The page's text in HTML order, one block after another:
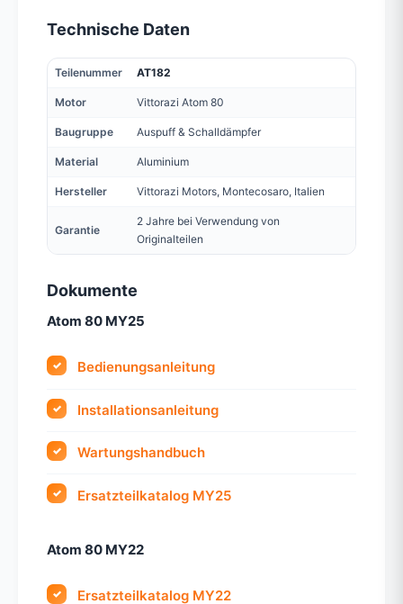
Technische Daten
Teilenummer AT182
Motor Vittorazi Atom 80
Baugruppe Auspuff & Schalldämpfer
Material Aluminium
Hersteller Vittorazi Motors, Montecosaro, Italien
Garantie
2 Jahre bei Verwendung von
Originalteilen
Dokumente
Atom 80 MY25
Bedienungsanleitung
Installationsanleitung
Wartungshandbuch
Ersatzteilkatalog MY25
Atom 80 MY22
Ersatzteilkatalog MY22